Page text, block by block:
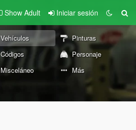
Show Adult Iniciar sesión
Vehículos
Pinturas
Códigos
Personaje
Misceláneo Más